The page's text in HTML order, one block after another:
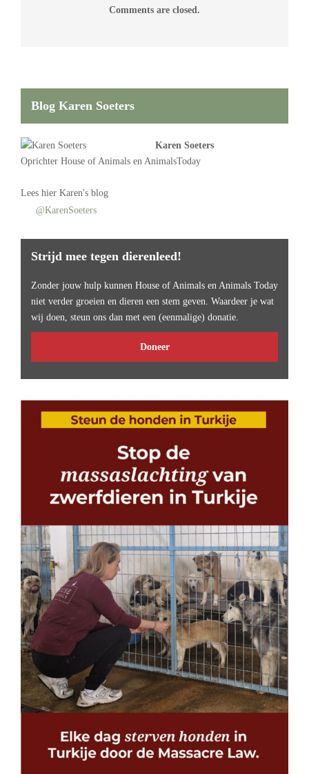
Comments are closed.
Blog Karen Soeters
Karen Soeters
Oprichter House of Animals en AnimalsToday
Lees hier Karen's blog
@KarenSoeters
Strijd mee tegen dierenleed!
Zonder jouw hulp kunnen House of Animals en Animals Today
niet verder groeien en dieren een stem geven. Waardeer je wat
wij doen, steun ons dan met een (eenmalige) donatie.
Doneer